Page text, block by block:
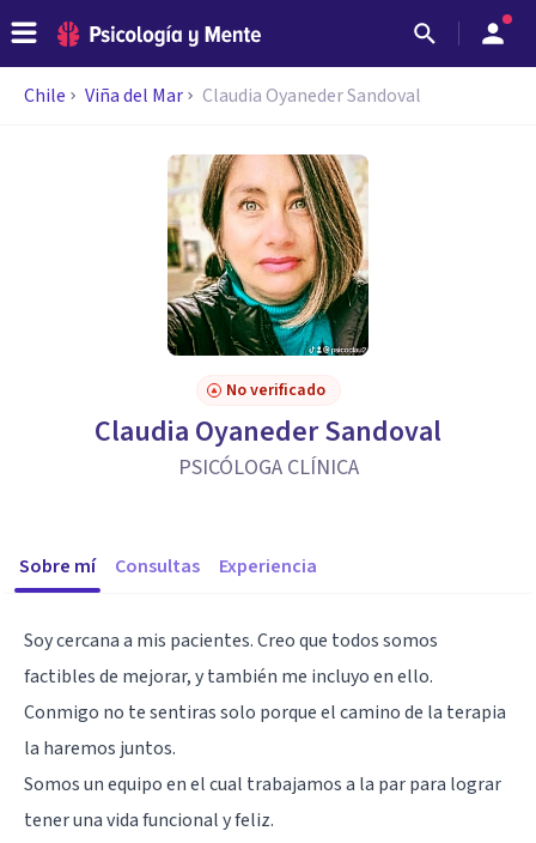
Chile Viña del Mar Claudia Oyaneder Sandoval
No verificado
Claudia Oyaneder Sandoval
PSICÓLOGA CLÍNICA
Sobre mí Consultas Experiencia
Soy cercana a mis pacientes. Creo que todos somos
factibles de mejorar, y también me incluyo en ello.
Conmigo no te sentiras solo porque el camino de la terapia
la haremos juntos.
Somos un equipo en el cual trabajamos a la par para lograr
tener una vida funcional y feliz.